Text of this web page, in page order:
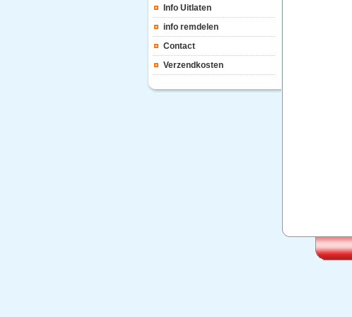
Info Uitlaten
info remdelen
Contact
Verzendkosten